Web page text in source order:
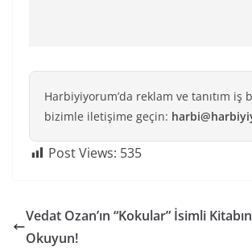
Harbiyiyorum’da reklam ve tanıtım iş
bizimle iletişime geçin:
Post Views: 535
Vedat Ozan’ın “Kokular” İsimli
Okuyun!